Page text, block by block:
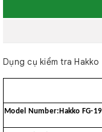
Dụng cụ kiểm tra Hakko
Model Number:Hakko FG-